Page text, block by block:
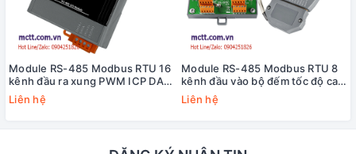
Module RS-485 Modbus RTU 16
kênh đầu ra xung PWM ICP DAS
M-7088-16-G CR
Liên hệ
Module RS-485 Modbus RTU 8
kênh đầu vào bộ đếm tốc độ cao
HSC+8 kênh đầu ra PWM ICP
DAS M-7088D-G/S CR
Liên hệ